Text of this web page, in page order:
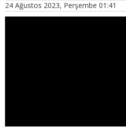
24 Ağustos 2023, Perşembe 01:41